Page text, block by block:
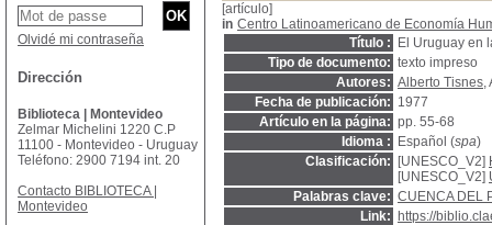
[artículo]
in Centro Latinoamericano de Economía
Título :
El Uruguay en
Tipo de documento: texto impreso
Autores: Alberto Tisnes,
Fecha de publicación: 1977
Artículo en la página: pp. 55-68
Idioma :
Español (spa)
Clasificación:
[UNESCO_V2]
[UNESCO_V2]
Palabras clave: CUENCA DEL
Link:
https://
Olvidé mi contraseña
Dirección
Biblioteca | Montevideo
Zelmar Michelini 1220 C.P
11100 - Montevideo - Uruguay
Teléfono: 2900 7194 int. 20
Contacto BIBLIOTECA |
Montevideo